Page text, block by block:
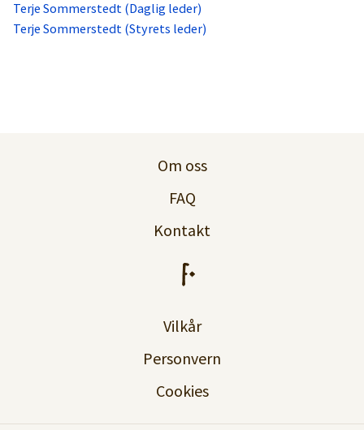
Terje Sommerstedt (Daglig leder)
Terje Sommerstedt (Styrets leder)
Om oss
FAQ
Kontakt
Vilkår
Personvern
Cookies